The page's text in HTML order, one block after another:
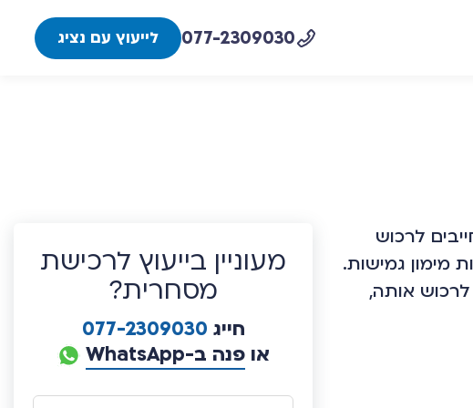
077-2309030 לייעוץ עם נציג
לרכוש
מימון גמישות.
לרכוש אותה,
מעוניין בייעוץ לרכישת
מסחרית?
חייג 077-2309030
אופנה ב-WhatsApp